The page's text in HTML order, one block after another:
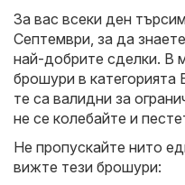
За вас всеки ден
Септември, за да
най-добрите сделки. В
брошури в категорията
те са валидни за
не се колебайте и
Не пропускайте нито
вижте тези брошури: